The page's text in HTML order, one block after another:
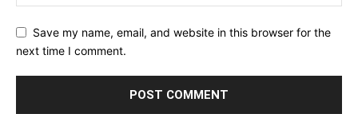
Save my name, email, and website in this browser for the
next time I comment.